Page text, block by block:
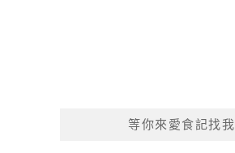
等你來愛食記找我